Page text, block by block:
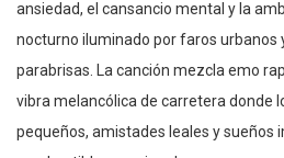
ansiedad, el cansancio mental y la
nocturno iluminado por faros urbanos
parabrisas. La canción mezcla emo
vibra melancólica de carretera donde
pequeños, amistades leales y sueños